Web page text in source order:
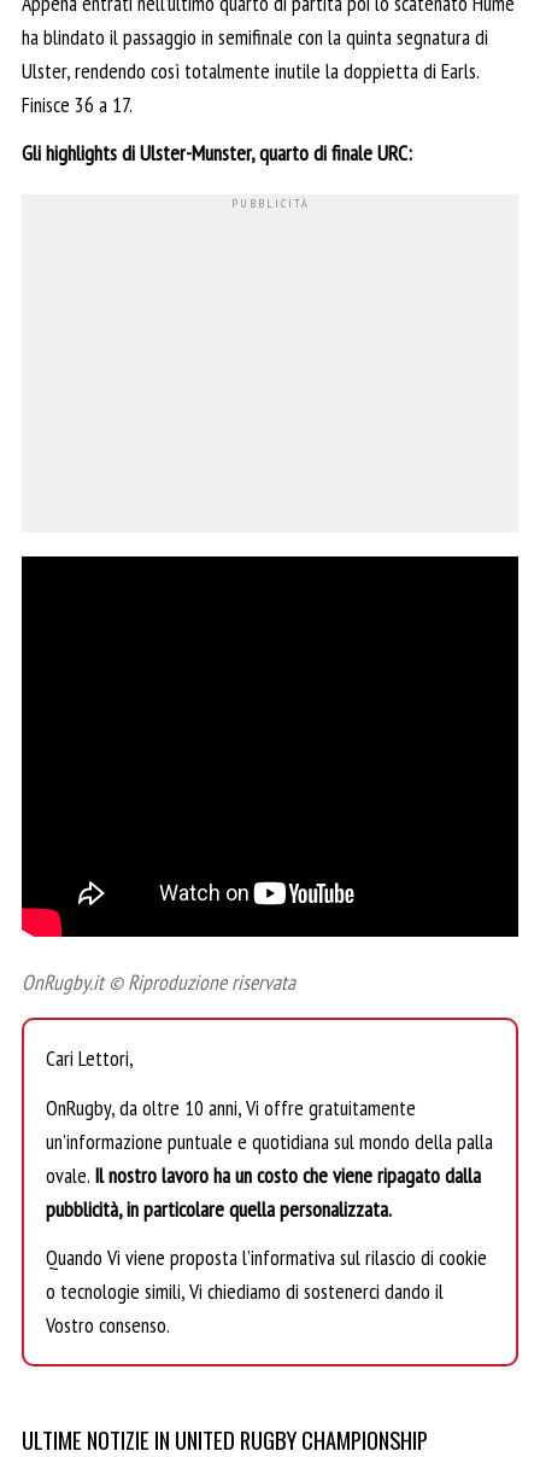
ha blindato il passaggio in semifinale con la quinta segnatura di
Ulster, rendendo così totalmente inutile la doppietta di Earls.
Finisce 36 a 17.
Gli highlights di Ulster-Munster, quarto di finale URC:
OnRugby.it © Riproduzione riservata
Cari Lettori,
OnRugby, da oltre 10 anni, Vi offre gratuitamente
un’informazione puntuale e quotidiana sul mondo della palla
ovale. Il nostro lavoro ha un costo che viene ripagato dalla
pubblicità, in particolare quella personalizzata.
Quando Vi viene proposta l’informativa sul rilascio di cookie
o tecnologie simili, Vi chiediamo di sostenerci dando il
Vostro consenso.
ULTIME NOTIZIE IN UNITED RUGBY CHAMPIONSHIP